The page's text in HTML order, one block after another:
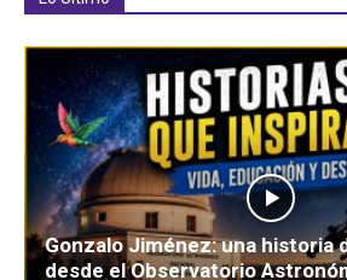
Gonzalo Jiménez: una historia
desde el Observatorio